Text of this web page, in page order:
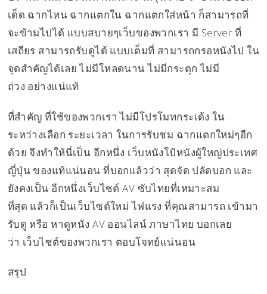
เด็ด ฉากไหน ฉากแตกใน ฉากแตกใส่หน้า ก็สามารถที่
จะข้ามไปได้ แบบสบายๆเว็บของพวกเรา มี Server ที่
เสถียร สามารถรับดูได้ แบบเต็มที่ สามารถกรอหนังไป ใน
จุดสำคัญได้เลย ไม่มีโหลดนาน ไม่มีกระตุก ไม่มี
ถ่วง อย่างแน่แท้
ที่สำคัญ ที่ใช้ของพวกเรา ไม่มีโปรโมทกระเด้ง ใน
ระหว่างเลือก ระยะเวลา ในการรับชม ฉากแตกใหม่ๆอีก
ด้วย จึงทำให้นี่เป็น อีกหนึ่ง เว็บหนังโป้หนังผู้ใหญ่ประเทศ
ญี่ปุ่น ของแท้แน่นอน ที่บอกแล้วว่า สุดจัด ปลัดบอก และ
ยังคงเป็น อีกหนึ่งเว็บไซต์ AV ซับไทยที่เหมาะสม
ที่สุด แล้วก็เป็นเว็บไซต์ใหม่ ไฟแรง ที่คุณสามารถ เข้ามา
รับดู หรือ หาดูหนัง AV ออนไลน์ ภาษาไทย บอกเลย
ว่า เว็บไซต์ของพวกเรา ตอบโจทย์แน่นอน
สรุป